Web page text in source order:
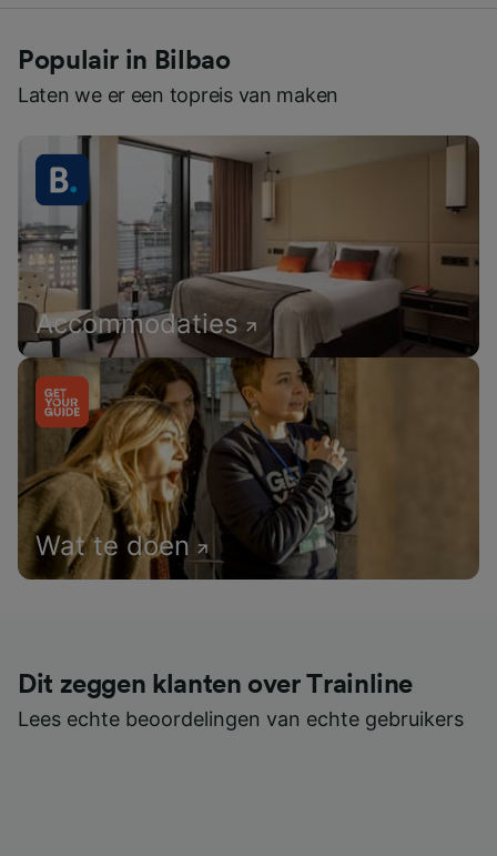
Populair in Bilbao
Laten we er een topreis van maken
Accommodaties
Wat te doen
Dit zeggen klanten over Trainline
Lees echte beoordelingen van echte gebruikers